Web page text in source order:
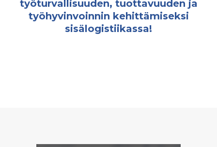
työturvallisuuden, tuottavuuden ja
työhyvinvoinnin kehittämiseksi
sisälogistiikassa!